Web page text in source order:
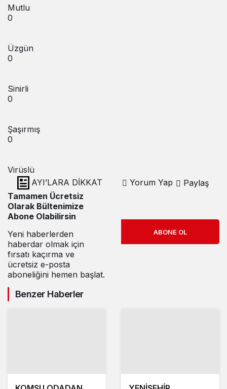
Mutlu
0
Üzgün
0
Sinirli
0
Şaşırmış
0
Virüslü
AYI’LARA DİKKAT
Yorum Yap
Paylaş
Tamamen Ücretsiz
Olarak Bültenimize
Abone Olabilirsin
Yeni haberlerden
haberdar olmak için
fırsatı kaçırma ve
ücretsiz e-posta
aboneliğini hemen başlat.
ABONE OL
Benzer Haberler